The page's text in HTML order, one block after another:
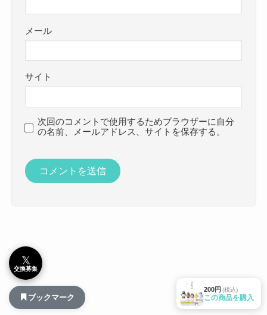
メール
サイト
次回のコメントで使用するためブラウザーに自分
の名前、メールアドレス、サイトを保存する。
200円 (税込)
この商品を購入
𝕏
交換募集
ブックマーク